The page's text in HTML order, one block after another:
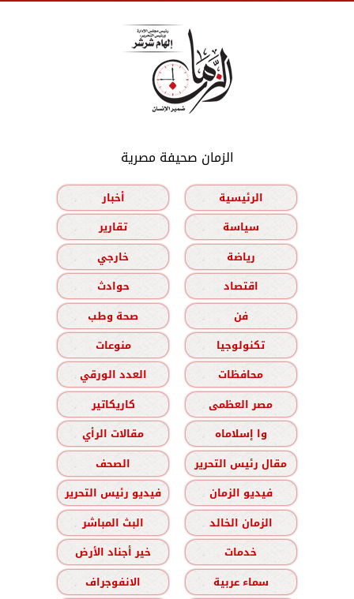
الزمان صحيفة مصرية
الرئيسية
أخبار
سياسة
تقارير
رياضة
خارجي
اقتصاد
حوادث
فن
صحة وطب
تكنولوجيا
منوعات
محافظات
العدد الورقي
مصر العظمى
كاريكاتير
وا إسلاماه
مقالات الرأي
مقال رئيس التحرير
الصحف
فيديو الزمان
فيديو رئيس التحرير
الزمان الخالد
البث المباشر
خدمات
خير أجناد الأرض
سماء عربية
الانفوجراف